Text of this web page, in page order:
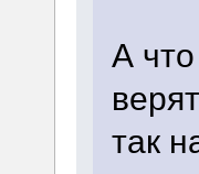
А
так